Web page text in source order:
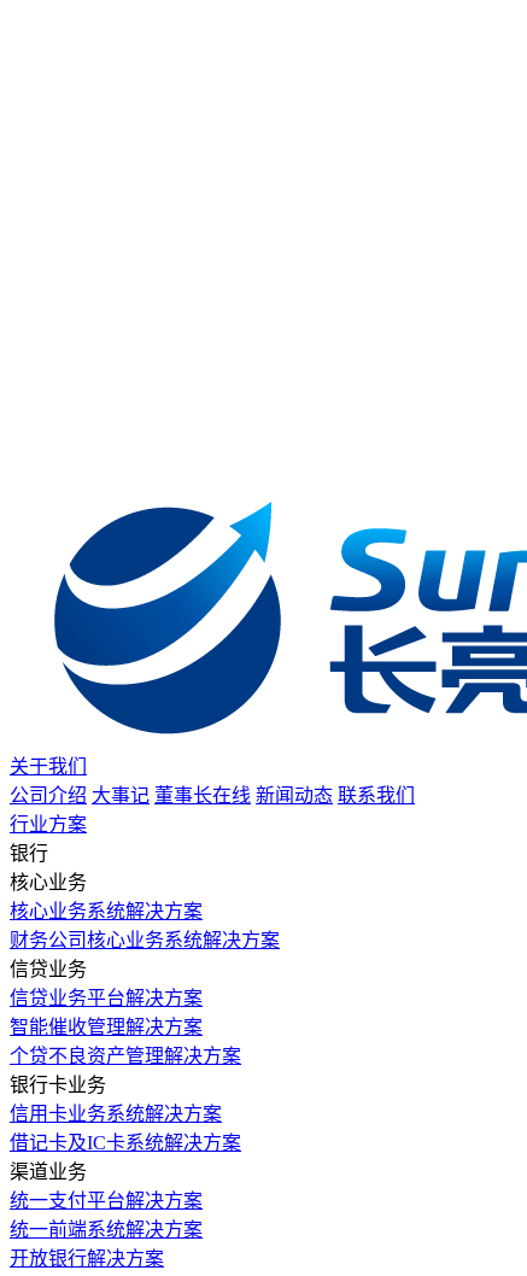
关于我们
公司介绍 大事记 董事长在线 新闻动态 联系我们
行业方案
银行
核心业务
核心业务系统解决方案
财务公司核心业务系统解决方案
信贷业务
信贷业务平台解决方案
智能催收管理解决方案
个贷不良资产管理解决方案
银行卡业务
信用卡业务系统解决方案
借记卡及IC卡系统解决方案
渠道业务
统一支付平台解决方案
统一前端系统解决方案
开放银行解决方案